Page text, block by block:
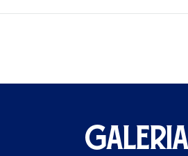
GALERIA